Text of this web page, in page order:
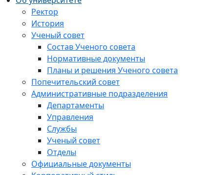
Ректор
История
Ученый совет
Состав Ученого совета
Нормативные документы
Планы и решения Ученого совета
Попечительский совет
Административные подразделения
Департаменты
Управления
Службы
Ученый совет
Отделы
Официальные документы